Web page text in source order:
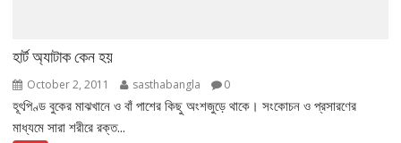
হার্ট অ্যাটাক কেন হয়
October 2, 2011 sasthabangla 0
হূৎপিণ্ড বুকের মাঝখানে ও বাঁ পাশের কিছু অংশজুড়ে থাকে। সংকোচন ও প্রসারণের
মাধ্যমে সারা শরীরে রক্ত...